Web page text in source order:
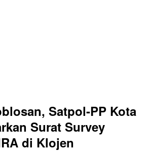
Satpol-PP Kota
Surat Survey
di Klojen